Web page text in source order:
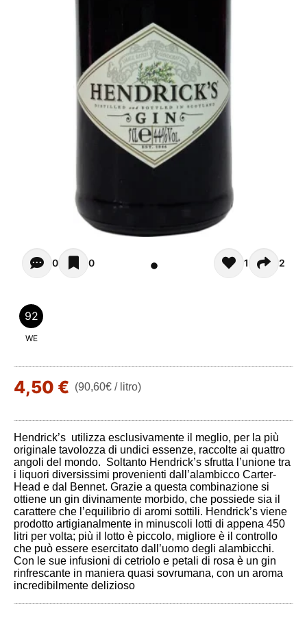
Opiniones - In questo momento non ci sono commenti.
0 0 1 2
92
WE
4,50 € (90,60€ / litro)
Hendrick’s utilizza esclusivamente il meglio, per la più
originale tavolozza di undici essenze, raccolte ai quattro
angoli del mondo. Soltanto Hendrick’s sfrutta l’unione tra
i liquori diversissimi provenienti dall’alambicco Carter-
Head e dal Bennet. Grazie a questa combinazione si
ottiene un gin divinamente morbido, che possiede sia il
carattere che l’equilibrio di aromi sottili. Hendrick’s viene
prodotto artigianalmente in minuscoli lotti di appena 450
litri per volta; più il lotto è piccolo, migliore è il controllo
che può essere esercitato dall’uomo degli alambicchi.
Con le sue infusioni di cetriolo e petali di rosa è un gin
rinfrescante in maniera quasi sovrumana, con un aroma
incredibilmente delizioso